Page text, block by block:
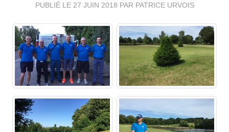
PUBLIÉ LE 27 JUIN 2018 PAR PATRICE URVOIS